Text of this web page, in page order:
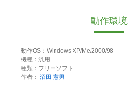
動作環境
動作OS：Windows XP/Me/2000/98
機種：汎用
種類：フリーソフト
作者： 沼田 憲男